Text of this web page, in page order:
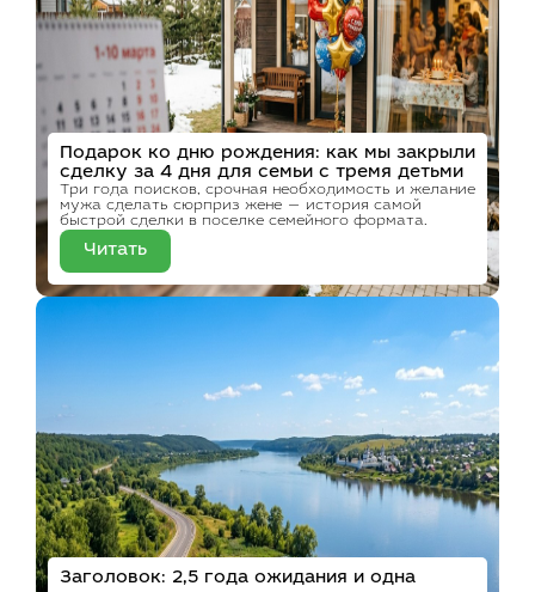
Подарок ко дню рождения: как мы закрыли
сделку за 4 дня для семьи с тремя детьми
Три года поисков, срочная необходимость и желание
мужа сделать сюрприз жене — история самой
быстрой сделки в поселке семейного формата.
Читать
Заголовок: 2,5 года ожидания и одна